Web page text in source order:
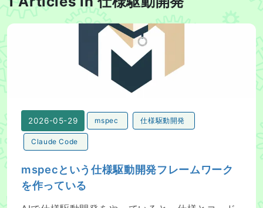
mspecという仕様駆動開発フレームワークを作っている
2026-05-29 mspec 仕様駆動開発
Claude Code
mspecという仕様駆動開発フレームワーク
を作っている